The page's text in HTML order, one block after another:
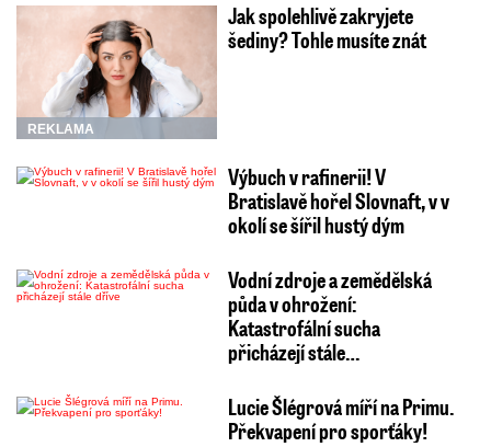
REKLAMA
Jak spolehlivě zakryjete
šediny? Tohle musíte znát
Výbuch v rafinerii! V
Bratislavě hořel Slovnaft, v v
okolí se šířil hustý dým
Vodní zdroje a zemědělská
půda v ohrožení:
Katastrofální sucha
přicházejí stále…
Lucie Šlégrová míří na Primu.
Překvapení pro sporťáky!